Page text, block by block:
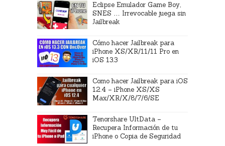
Eclipse Emulador Game Boy,
SNES … Irrevocable juega sin
Jailbreak
Cómo hacer Jailbreak para
iPhone XS/XR/11/11 Pro en
iOS 13.3
Como hacer Jailbreak para iOS
12.4 – iPhone XS/XS
Max/XR/X/8/7/6/SE
Tenorshare UltData –
Recupera Información de tu
iPhone o Copia de Seguridad